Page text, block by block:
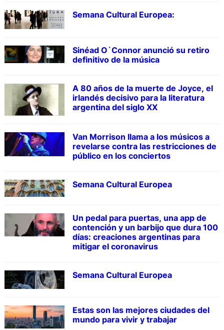
Semana Cultural Europea:
Sinéad O`Connor anunció su retiro
definitivo de la música
A 80 años de la muerte de Joyce, el
irlandés decisivo para la literatura
argentina del siglo XX
Van Morrison llama a los músicos a
revelarse contra las restricciones de
público en los conciertos
Semana Cultural Europea
Un pedal para puertas, una app de
contención y un barbijo que dura 100
días: creaciones argentinas para
mitigar el coronavirus
Semana Cultural Europea
Estas son las mejores ciudades del
mundo para vivir y trabajar